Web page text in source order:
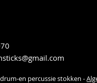
en percussie stokken -